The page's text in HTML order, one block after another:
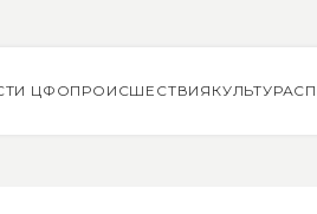
ЦФОПРОИСШЕСТВИЯ КУЛЬТУРА